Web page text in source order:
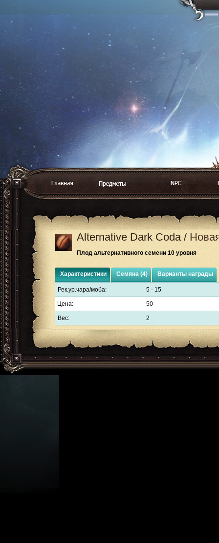
Alternative Dark Coda/
Плод альтернативного семени 10 уровня
Характеристики Семяна (4) Варианты награды
Рек.ур.чара/моба: 5 - 15
Цена: 50
Вес: 2